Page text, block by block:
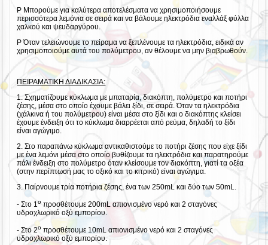
P Μπορούμε για καλύτερα αποτελέσματα να χρησιμοποιήσουμε
περισσότερα λεμόνια σε σειρά και να βάλουμε ηλεκτρόδια εναλλάξ φύλλα
χαλκού και ψευδαργύρου.
P Όταν τελειώνουμε το πείραμα να ξεπλένουμε τα ηλεκτρόδια, ειδικά αν
χρησιμοποιούμε αυτά του πολύμετρου, αν θέλουμε να μην βιαβρωθούν.
ΠΕΙΡΑΜΑΤΙΚΗ ΔΙΑΔΙΚΑΣΙΑ:
1. Σχηματίζουμε κύκλωμα με μπαταρία, διακόπτη, πολύμετρο και ποτήρι
ζέσης, μέσα στο οποίο έχουμε βάλει ξίδι, σε σειρά. Όταν τα ηλεκτρόδια
(χάλκινα ή του πολύμετρου) είναι μέσα στο ξίδι και ο διακόπτης κλείσει
έχουμε ένδειξη ότι το κύκλωμα διαρρέεται από ρεύμα, δηλαδή το ξίδι
είναι αγώγιμο.
2. Στο παραπάνω κύκλωμα αντικαθιστούμε το ποτήρι ζέσης που είχε ξίδι
με ένα λεμόνι μέσα στο οποίο βυθίζουμε τα ηλεκτρόδια και παρατηρούμε
πάλι ένδειξη στο πολύμετρο όταν κλείσουμε τον διακόπτη, γιατί τα οξέα
(στην περίπτωσή μας το οξικό και το κιτρικό) είναι αγώγιμα.
3. Παίρνουμε τρία ποτήρια ζέσης, ένα των 250mL και δύο των 50mL.
- Στο 1ο προσθέτουμε 200mL απιονισμένο νερό και 2 σταγόνες
υδροχλωρικό οξύ εμπορίου.
- Στο 2ο προσθέτουμε 10mL απιονισμένο νερό και 2 σταγόνες
υδροχλωρικό οξύ εμπορίου.